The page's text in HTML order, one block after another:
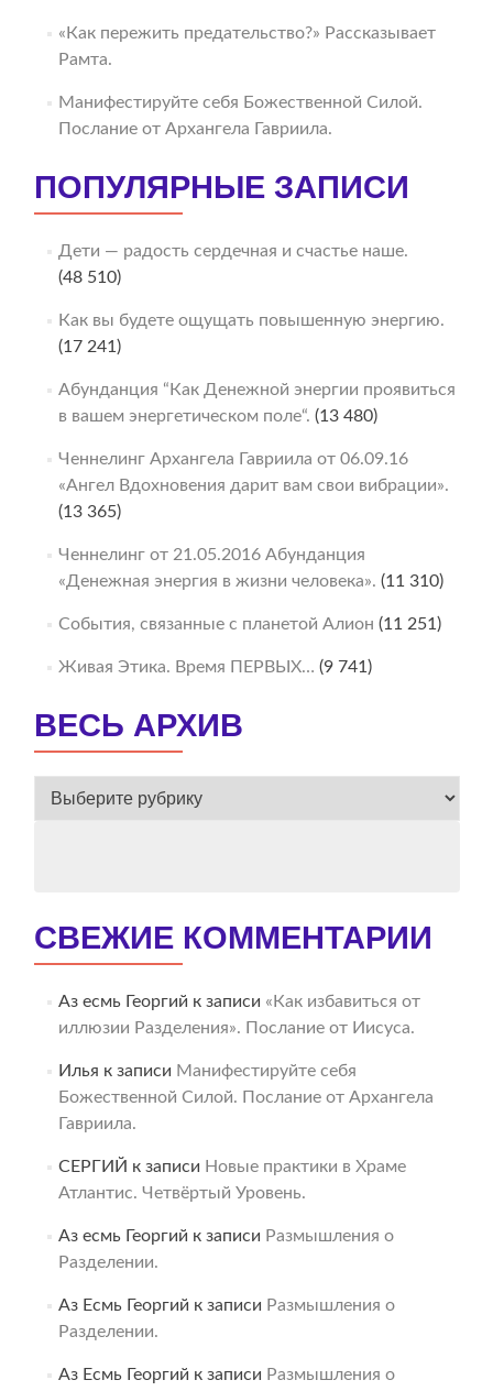
«Как пережить предательство?» Рассказывает
Рамта.
Манифестируйте себя Божественной Силой.
Послание от Архангела Гавриила.
ПОПУЛЯРНЫЕ ЗАПИСИ
Дети — радость сердечная и счастье наше.
(48 510)
Как вы будете ощущать повышенную энергию.
(17 241)
Абунданция “Как Денежной энергии проявиться
в вашем энергетическом поле“. (13 480)
Ченнелинг Архангела Гавриила от 06.09.16
«Ангел Вдохновения дарит вам свои вибрации».
(13 365)
Ченнелинг от 21.05.2016 Абунданция
«Денежная энергия в жизни человека». (11 310)
События, связанные с планетой Алион (11 251)
Живая Этика. Время ПЕРВЫХ… (9 741)
ВЕСЬ АРХИВ
ВЕСЬ
СВЕЖИЕ КОММЕНТАРИИ
Аз есмь Георгий к записи «Как избавиться от
иллюзии Разделения». Послание от Иисуса.
Илья к записи Манифестируйте себя
Божественной Силой. Послание от Архангела
Гавриила.
СЕРГИЙ к записи Новые практики в Храме
Атлантис. Четвёртый Уровень.
Аз есмь Георгий к записи Размышления о
Разделении.
Аз Есмь Георгий к записи Размышления о
Разделении.
Аз Есмь Георгий к записи Размышления о